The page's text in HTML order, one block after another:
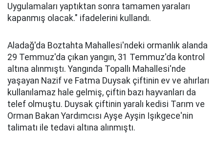
Uygulamaları yaptıktan sonra tamamen yaraları
kapanmış olacak." ifadelerini kullandı.
Aladağ'da Boztahta Mahallesi'ndeki ormanlık alanda
29 Temmuz'da çıkan yangın, 31 Temmuz'da kontrol
altına alınmıştı. Yangında Topallı Mahallesi'nde
yaşayan Nazif ve Fatma Duysak çiftinin ev ve ahırları
kullanılamaz hale gelmiş, çiftin bazı hayvanları da
telef olmuştu. Duysak çiftinin yaralı kedisi Tarım ve
Orman Bakan Yardımcısı Ayşe Ayşin Işıkgece'nin
talimatı ile tedavi altına alınmıştı.